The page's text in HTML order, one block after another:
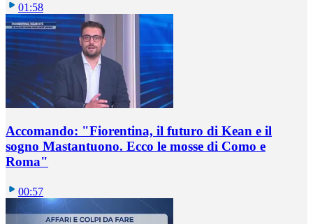
01:58
Accomando: "Fiorentina, il futuro di Kean e il
sogno Mastantuono. Ecco le mosse di Como e
Roma"
00:57